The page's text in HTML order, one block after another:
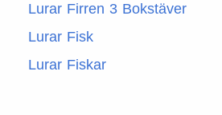
Lurar Firren 3 Bokstäver
Lurar Fisk
Lurar Fiskar